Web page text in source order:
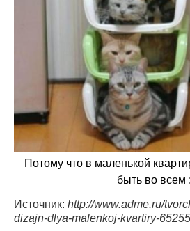
Потому что в маленькой
быть во всем
Источник: http://www.adme.ru/
dizajn-dlya-malenkoj-kvartiry-